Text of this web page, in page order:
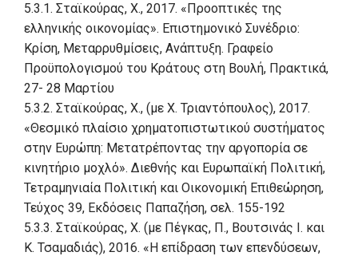
5.3.1. Σταϊκούρας, Χ., 2017. «Προοπτικές της
ελληνικής οικονομίας». Επιστημονικό Συνέδριο:
Κρίση, Μεταρρυθμίσεις, Ανάπτυξη. Γραφείο
Προϋπολογισμού του Κράτους στη Βουλή, Πρακτικά,
27- 28 Μαρτίου
5.3.2. Σταϊκούρας, Χ., (με Χ. Τριαντόπουλος), 2017.
«Θεσμικό πλαίσιο χρηματοπιστωτικού συστήματος
στην Ευρώπη: Μετατρέποντας την αργοπορία σε
κινητήριο μοχλό». Διεθνής και Ευρωπαϊκή Πολιτική,
Τετραμηνιαία Πολιτική και Οικονομική Επιθεώρηση,
Τεύχος 39, Εκδόσεις Παπαζήση, σελ. 155-192
5.3.3. Σταϊκούρας, Χ. (με Πέγκας, Π., Βουτσινάς Ι. και
Κ. Τσαμαδιάς), 2016. «Η επίδραση των επενδύσεων,